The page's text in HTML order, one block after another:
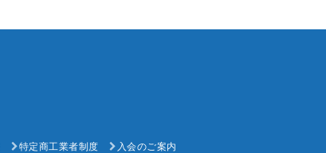
特定商工業者制度 入会のご案内